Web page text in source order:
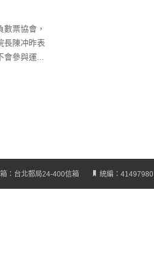
票協會，
長陳冲昨表
會參與運...
：台北郵局24-400信箱 統編：41497980